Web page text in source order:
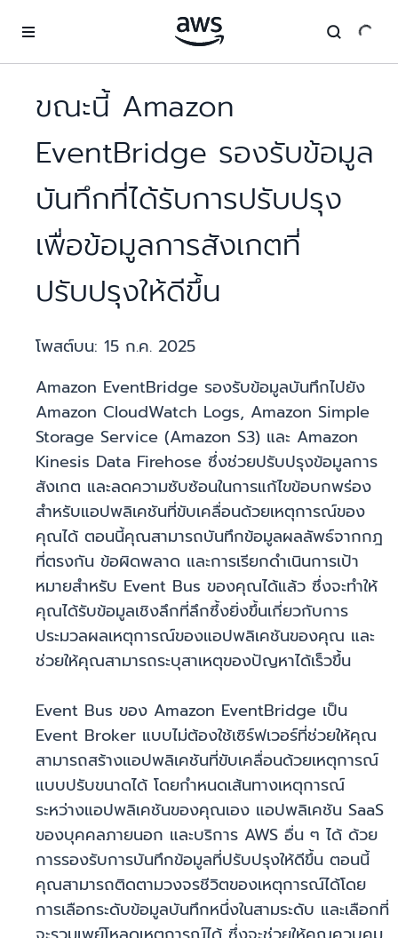
ขณะนี้ Amazon
EventBridge รองรับข้อมูล
บันทึกที่ได้รับการปรับปรุง
เพื่อข้อมูลการสังเกตที่
ปรับปรุงให้ดีขึ้น
โพสต์บน: 15 ก.ค. 2025
Amazon EventBridge รองรับข้อมูลบันทึกไปยัง
Amazon CloudWatch Logs, Amazon Simple
Storage Service (Amazon S3) และ Amazon
Kinesis Data Firehose ซึ่งช่วยปรับปรุงข้อมูลการ
สังเกต และลดความซับซ้อนในการแก้ไขข้อบกพร่อง
สำหรับแอปพลิเคชันที่ขับเคลื่อนด้วยเหตุการณ์ของ
คุณได้ ตอนนี้คุณสามารถบันทึกข้อมูลผลลัพธ์จากกฎ
ที่ตรงกัน ข้อผิดพลาด และการเรียกดำเนินการเป้า
หมายสำหรับ Event Bus ของคุณได้แล้ว ซึ่งจะทำให้
คุณได้รับข้อมูลเชิงลึกที่ลึกซึ้งยิ่งขึ้นเกี่ยวกับการ
ประมวลผลเหตุการณ์ของแอปพลิเคชันของคุณ และ
ช่วยให้คุณสามารถระบุสาเหตุของปัญหาได้เร็วขึ้น
Event Bus ของ Amazon EventBridge เป็น
Event Broker แบบไม่ต้องใช้เซิร์ฟเวอร์ที่ช่วยให้คุณ
สามารถสร้างแอปพลิเคชันที่ขับเคลื่อนด้วยเหตุการณ์
แบบปรับขนาดได้ โดยกำหนดเส้นทางเหตุการณ์
ระหว่างแอปพลิเคชันของคุณเอง แอปพลิเคชัน SaaS
ของบุคคลภายนอก และบริการ AWS อื่น ๆ ได้ ด้วย
การรองรับการบันทึกข้อมูลที่ปรับปรุงให้ดีขึ้น ตอนนี้
คุณสามารถติดตามวงจรชีวิตของเหตุการณ์ได้โดย
การเลือกระดับข้อมูลบันทึกหนึ่งในสามระดับ และเลือกที่